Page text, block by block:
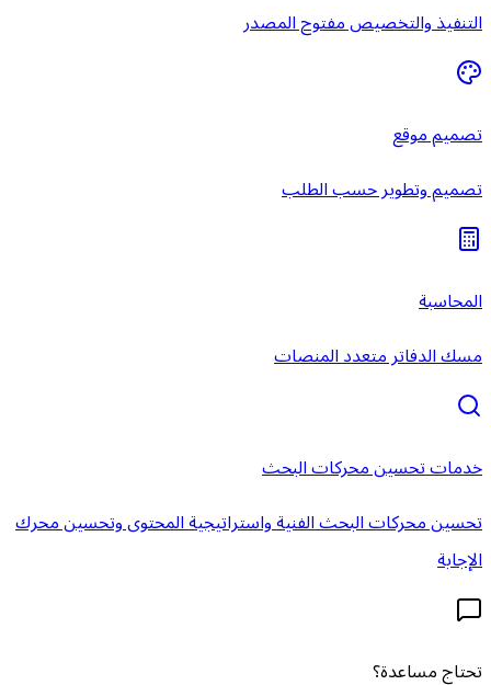
التنفيذ والتخصيص مفتوح المصدر
تصميم موقع
تصميم وتطوير حسب الطلب
المحاسبة
مسك الدفاتر متعدد المنصات
خدمات تحسين محركات البحث
تحسين محركات البحث الفنية واستراتيجية المحتوى وتحسين محرك
الإجابة
تحتاج مساعدة؟